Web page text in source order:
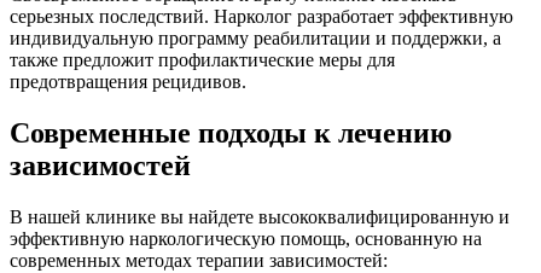
серьезных последствий. Нарколог разработает эффективную
индивидуальную программу реабилитации и поддержки, а
также предложит профилактические меры для
предотвращения рецидивов.
Современные подходы к лечению
зависимостей
В нашей клинике вы найдете высококвалифицированную и
эффективную наркологическую помощь, основанную на
современных методах терапии зависимостей: